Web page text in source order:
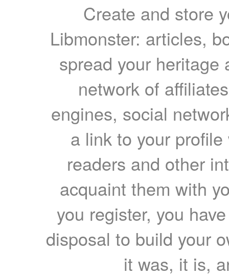
Create and store
Libmonster: articles,
spread your heritage
network of
engines, social
a link to your
readers and other
acquaint them with
you register, you
disposal to build your
it was, it is,